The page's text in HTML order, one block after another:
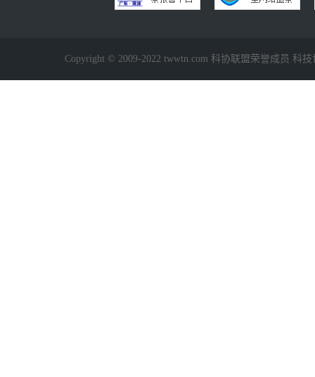
Copyright © 2009-2022 twwtn.com 科协联盟荣誉成员 科